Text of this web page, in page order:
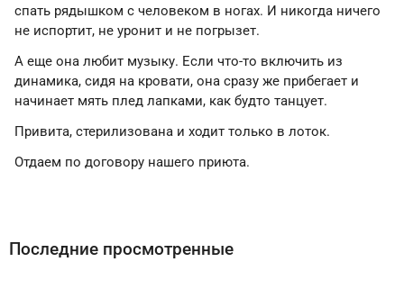
спать рядышком с человеком в ногах. И никогда ничего
не испортит, не уронит и не погрызет.
А еще она любит музыку. Если что-то включить из
динамика, сидя на кровати, она сразу же прибегает и
начинает мять плед лапками, как будто танцует.
Привита, стерилизована и ходит только в лоток.
Отдаем по договору нашего приюта.
Последние просмотренные